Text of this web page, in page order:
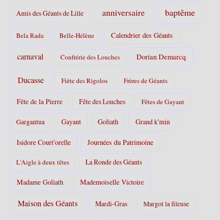
Amis des Géants de Lille anniversaire baptême
Bela Rada Belle-Hélène Calendrier des Géants
carnaval Confrérie des Louches Dorian Demarcq
Ducasse Fiète des Rigolos Frères de Géants
Fête de la Pierre Fête des Louches Fêtes de Gayant
Gargantua Gayant Goliath Grand k'min
Isidore Court'orelle Journées du Patrimoine
L'Aigle à deux têtes La Ronde des Géants
Madame Goliath Mademoiselle Victoire
Maison des Géants Mardi-Gras Margot la fileuse